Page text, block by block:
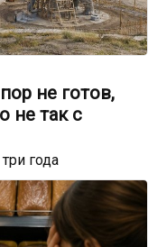
не готов,
не так с
года